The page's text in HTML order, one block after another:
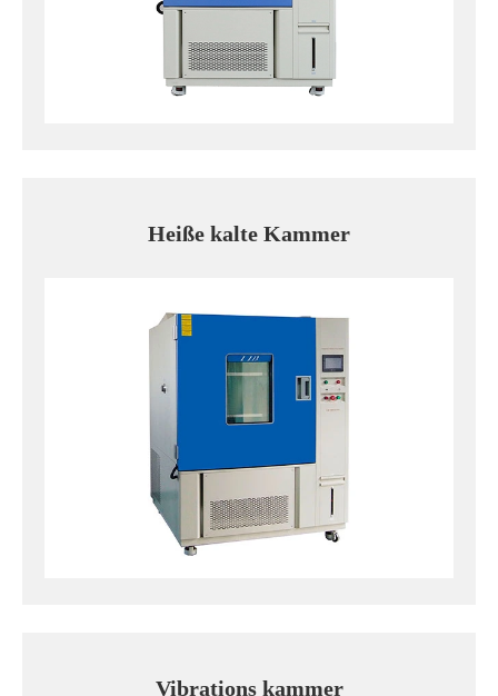
Heiße kalte Kammer
Vibrations kammer